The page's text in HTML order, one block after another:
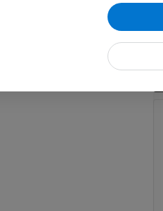
dito
delle dita
[Muscolo flessore accessorio]